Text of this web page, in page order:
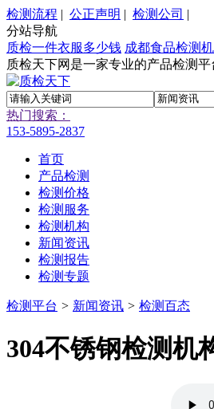
检测流程 | 公正声明 | 检测公司 |
分站导航
质检一件衣服多少钱 成都食品检测
质检天下网是一家专业的产品检测
热门搜索：
153-5895-2837
首页
产品检测
检测价格
检测服务
检测机构
新闻资讯
检测报告
检测专题
检测平台 > 新闻资讯 > 检测百态
304不锈钢检测机